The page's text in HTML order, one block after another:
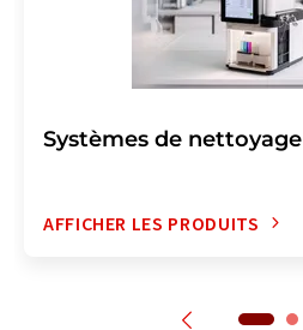
Systèmes de nettoyage
AFFICHER LES PRODUITS